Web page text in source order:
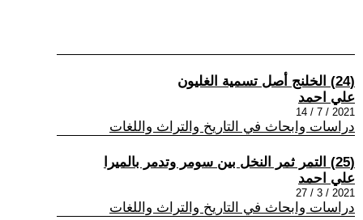
(24) الخلنج أصل تسمية الغليون
علي احمد
2021 / 7 / 14
دراسات وابحاث في التاريخ والتراث واللغات
(25) التمر ثمر النخل بين سومر وتدمر بالميرا
علي احمد
2021 / 3 / 27
دراسات وابحاث في التاريخ والتراث واللغات